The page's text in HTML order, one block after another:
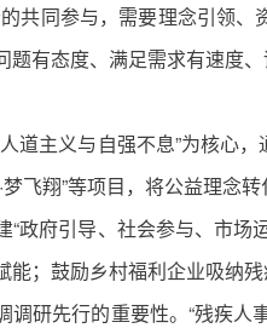
共同参与，需要理念引领
题有态度、满足需求有速
道主义与自强不息”为核心
飞翔”等项目，将公益理念
“政府引导、社会参与、市
；鼓励乡村福利企业吸纳
研先行的重要性。“残疾人